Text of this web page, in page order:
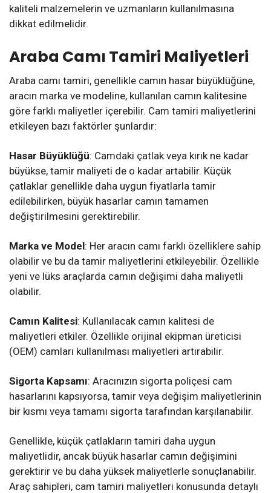
kaliteli malzemelerin ve uzmanların kullanılmasına
dikkat edilmelidir.
Araba Camı Tamiri Maliyetleri
Araba camı tamiri, genellikle camın hasar büyüklüğüne,
aracın marka ve modeline, kullanılan camın kalitesine
göre farklı maliyetler içerebilir. Cam tamiri maliyetlerini
etkileyen bazı faktörler şunlardır:
Hasar Büyüklüğü: Camdaki çatlak veya kırık ne kadar
büyükse, tamir maliyeti de o kadar artabilir. Küçük
çatlaklar genellikle daha uygun fiyatlarla tamir
edilebilirken, büyük hasarlar camın tamamen
değiştirilmesini gerektirebilir.
Marka ve Model: Her aracın camı farklı özelliklere sahip
olabilir ve bu da tamir maliyetlerini etkileyebilir. Özellikle
yeni ve lüks araçlarda camın değişimi daha maliyetli
olabilir.
Camın Kalitesi: Kullanılacak camın kalitesi de
maliyetleri etkiler. Özellikle orijinal ekipman üreticisi
(OEM) camları kullanılması maliyetleri artırabilir.
Sigorta Kapsamı: Aracınızın sigorta poliçesi cam
hasarlarını kapsıyorsa, tamir veya değişim maliyetlerinin
bir kısmı veya tamamı sigorta tarafından karşılanabilir.
Genellikle, küçük çatlakların tamiri daha uygun
maliyetlidir, ancak büyük hasarlar camın değişimini
gerektirir ve bu daha yüksek maliyetlerle sonuçlanabilir.
Araç sahipleri, cam tamiri maliyetleri konusunda detaylı